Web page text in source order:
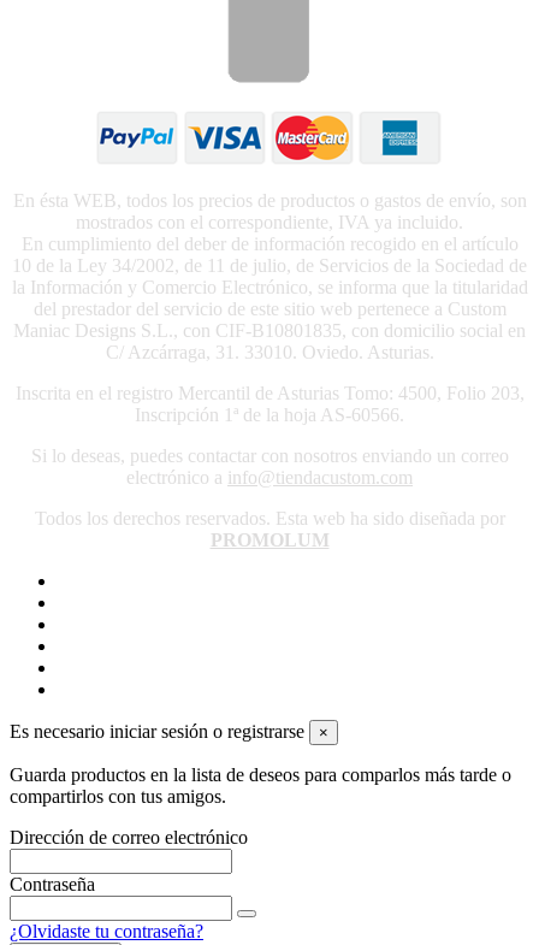
En ésta WEB, todos los precios de productos o gastos de envío, son
mostrados con el correspondiente, IVA ya incluido.
En cumplimiento del deber de información recogido en el artículo
10 de la Ley 34/2002, de 11 de julio, de Servicios de la Sociedad de
la Información y Comercio Electrónico, se informa que la titularidad
del prestador del servicio de este sitio web pertenece a Custom
Maniac Designs S.L., con CIF-B10801835, con domicilio social en
C/ Azcárraga, 31. 33010. Oviedo. Asturias.
Inscrita en el registro Mercantil de Asturias Tomo: 4500, Folio 203,
Inscripción 1ª de la hoja AS-60566.
Si lo deseas, puedes contactar con nosotros enviando un correo
electrónico a info@tiendacustom.com
Todos los derechos reservados. Esta web ha sido diseñada por
PROMOLUM
Es necesario iniciar sesión o registrarse ×
Guarda productos en la lista de deseos para comparlos más tarde o
compartirlos con tus amigos.
Dirección de correo electrónico
Contraseña
¿Olvidaste tu contraseña?